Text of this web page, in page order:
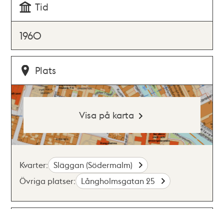
Tid
1960
Plats
Visa på karta
Kvarter: Släggan (Södermalm)
Övriga platser: Långholmsgatan 25